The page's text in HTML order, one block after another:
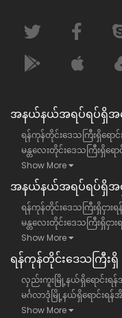
အနယ်နယ်အရပ်ရပ်ရှိအရေ
ရန်ကုန်တိုင်းဒေသကြီးရှိရောင်း
မန္တလေးတိုင်းဒေသကြီးရှိရောင်
Show More
အနယ်နယ်အရပ်ရပ်ရှိအငှာ
ရန်ကုန်တိုင်းဒေသကြီးရှိငှားရန်
မန္တလေးတိုင်းဒေသကြီးရှိငှားရ
Show More
ရန်​ကုန်တိုင်းဒေသကြီး​ရှိ
လှည်းကူးမြို့နယ်ရှိရောင်းရန်အိ
မင်္ဂလာဒုံမြို့နယ်ရှိရောင်းရန်အိမ်
Show More